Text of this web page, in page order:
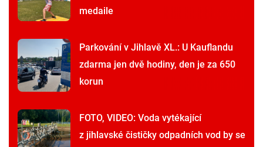
medaile
Parkování v Jihlavě XL.: U Kauflandu
zdarma jen dvě hodiny, den je za 650
korun
FOTO, VIDEO: Voda vytékající
z jihlavské čističky odpadních vod by se